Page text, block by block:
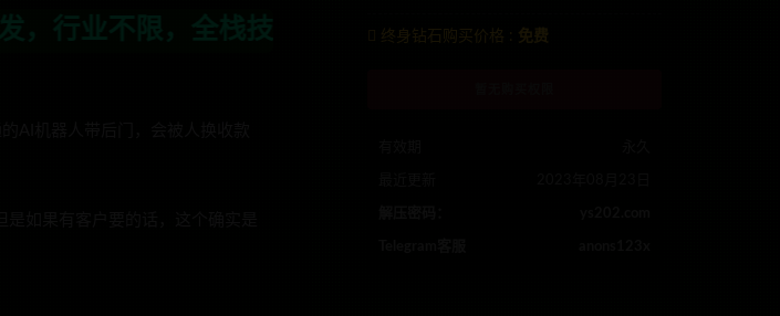
技术开发，定制，二开联系TG:anons123x
终身钻石购买价格 : 免费